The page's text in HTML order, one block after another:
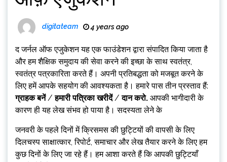
digitateam 4 years ago
द जर्नल ऑफ एजुकेशन यह एक फाउंडेशन द्वारा संपादित किया जाता है
और हम शैक्षिक समुदाय की सेवा करने की इच्छा के साथ स्वतंत्र,
स्वतंत्र पत्रकारिता करते हैं। अपनी प्रतिबद्धता को मजबूत करने के
लिए हमें आपके सहयोग की आवश्यकता है। हमारे पास तीन प्रस्ताव हैं:
ग्राहक बनें/हमारी पत्रिका खरीदें/दान करो. आपकी भागीदारी के
कारण ही यह लेख संभव हो पाया है। सदस्यता लेने के
जनवरी के पहले दिनों में क्रिसमस की छुट्टियों की वापसी के लिए
दिलचस्प साक्षात्कार, रिपोर्ट, समाचार और लेख तैयार करने के लिए हम
कुछ दिनों के लिए जा रहे हैं। हम आशा करते हैं कि आपकी छुट्टियाँ